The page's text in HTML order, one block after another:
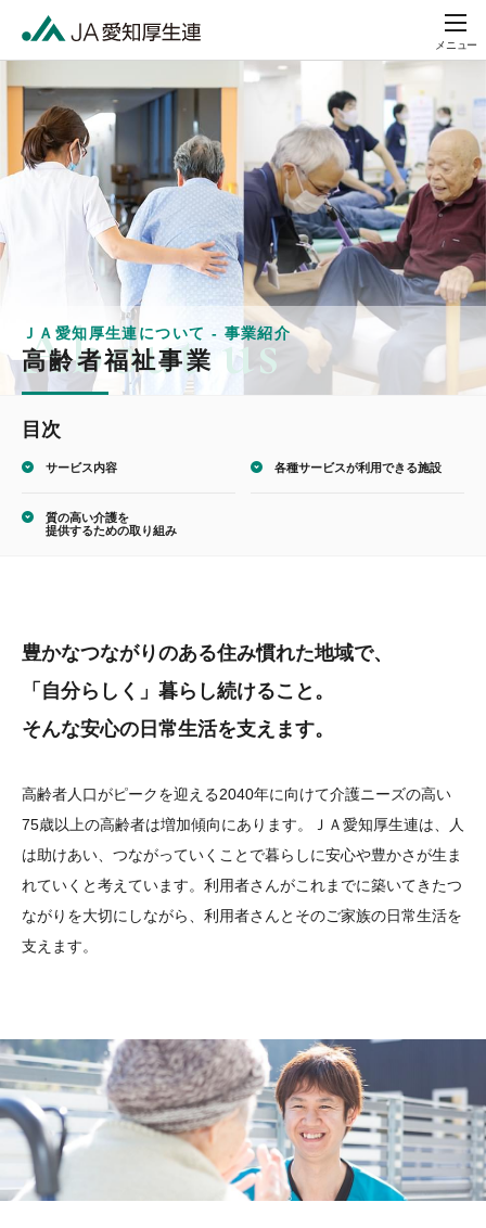
メニュー
ＪＡ愛知厚生連について - 事業紹介
高齢者福祉事業
目次
サービス内容 各種サービスが利用できる施設
質の高い介護を
提供するための取り組み
豊かなつながりのある住み慣れた地域で、
「自分らしく」 暮らし続けること。
そんな安心の日常生活を支えます。
高齢者人口がピークを迎える2040年に向けて介護ニーズの高い
75歳以上の高齢者は増加傾向にあります。ＪＡ愛知厚生連は、人
は助けあい、つながっていくことで暮らしに安心や豊かさが生ま
れていくと考えています。利用者さんがこれまでに築いてきたつ
ながりを大切にしながら、利用者さんとそのご家族の日常生活を
支えます。